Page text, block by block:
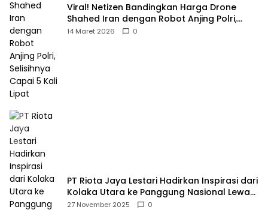
Viral! Netizen Bandingkan Harga Drone
Shahed Iran dengan Robot Anjing Polri,
Selisihnya Capai 5 Kali Lipat
14 Maret 2026 0
PT Riota Jaya Lestari Hadirkan Inspirasi dari
Kolaka Utara ke Panggung Nasional Lewat
Dua Penghargaan Bergengsi
27 November 2025 0